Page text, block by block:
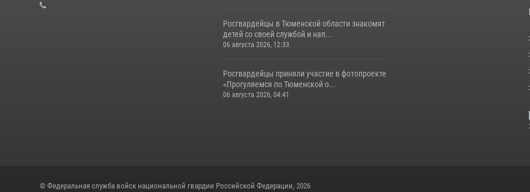
Росгвардейцы в Тюменской области знакомят
детей со своей службой и нап...
06 августа 2026, 12:33
Росгвардейцы приняли участие в фотопроекте
«Прогуляемся по Тюменской о...
06 августа 2026, 04:41
© Федеральная служба войск национальной гвардии Российской Федерации, 2026